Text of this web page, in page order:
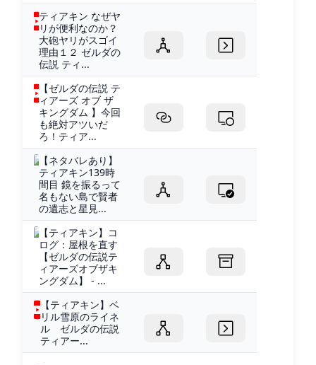
ティアキン なぜヤ
リが便利なのか？
大砲ヤリがスゴイ
理由１２ ゼルダの
伝説 ティ...
【ゼルダの伝説 テ
ィアーズ オブ ザ
キングダム 】今回
も絶対アツいだ
ろ！ティア...
【ネタバレあり】
ティアキン139時
間目 鏡を振るって
名もない島で賢者
の遺志と星見...
【ティアキン】コ
ログ：屋根を直す
【ゼルダの伝説テ
ィアーズオブザキ
ングダム】 - ...
【ティアキン】ベ
リル雪原のライネ
ル ゼルダの伝説
ティアー...